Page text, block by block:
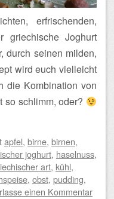
erfrischenden,
griechische Joghurt
durch seinen milden,
wird euch vielleicht
die Kombination von
so schlimm, oder?
apfel, birne, birnen,
joghurt, haselnuss,
art, kühl,
, obst, pudding,
einen Kommentar